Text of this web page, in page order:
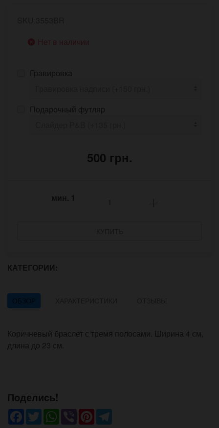
Нет в наличии
Гравировка
Подарочный футляр
500 грн.
мин. 1
КАТЕГОРИИ:
ОБЗОР
Коричневый браслет с тремя полосами. Ширина 4 см,
длина до 23 см.
Поделись!
Facebook
TwitterWhatsApp
ViberPinterest